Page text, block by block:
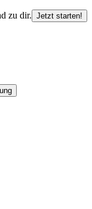
zu dir. Jetzt starten!